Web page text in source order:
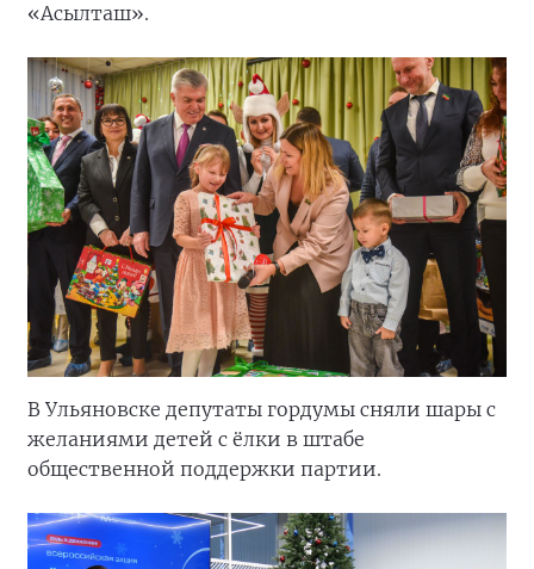
«Асылташ».
В Ульяновске депутаты гордумы сняли шары с
желаниями детей с ёлки в штабе
общественной поддержки партии.